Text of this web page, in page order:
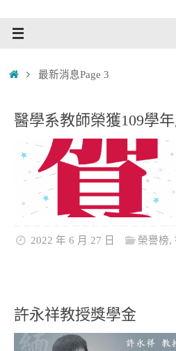
Home最新消息Page 3
醫學系教師榮獲109學
2022 年 6 月 27 日 榮譽榜,
許永祥教授獎學金